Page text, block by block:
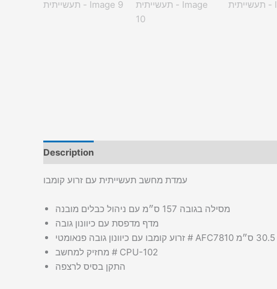
Description
עמדת מחשב תעשייתית עם זרוע קומבו
מסילה בגובה 157 ס״מ עם ניהול כבלים מובנה
מדף מדפסת עם כיוונון גובה
מחזיק למחשב # CPU-102
התקן בסיס לרצפה